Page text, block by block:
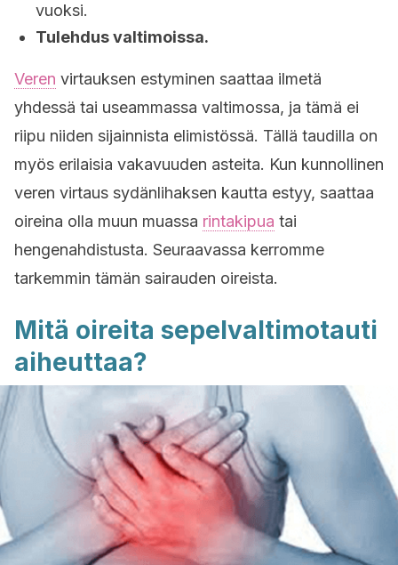
vuoksi.
Tulehdus valtimoissa.
Veren virtauksen estyminen saattaa ilmetä
yhdessä tai useammassa valtimossa, ja tämä ei
riipu niiden sijainnista elimistössä. Tällä taudilla on
myös erilaisia vakavuuden asteita. Kun kunnollinen
veren virtaus sydänlihaksen kautta estyy, saattaa
oireina olla muun muassa rintakipua tai
hengenahdistusta. Seuraavassa kerromme
tarkemmin tämän sairauden oireista.
Mitä oireita sepelvaltimotauti
aiheuttaa?